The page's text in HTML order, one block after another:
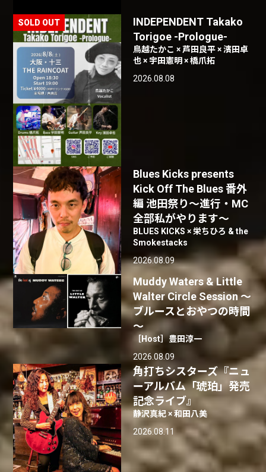
INDEPENDENT Takako
Torigoe -Prologue-
鳥越たかこ × 芦田良平 × 濱田卓
也 × 宇田憲明 × 橋爪拓
2026.08.08
Blues Kicks presents
Kick Off The Blues 番外
編 池田祭り〜進行・MC
全部私がやります〜
BLUES KICKS × 栄ちひろ & the
Smokestacks
2026.08.09
Muddy Waters & Little
Walter Circle Session ～
ブルースとおやつの時間
～
［Host］豊田淳一
2026.08.09
角打ちシスターズ『ニュ
ーアルバム「琥珀」発売
記念ライブ』
静沢真紀 × 和田八美
2026.08.11